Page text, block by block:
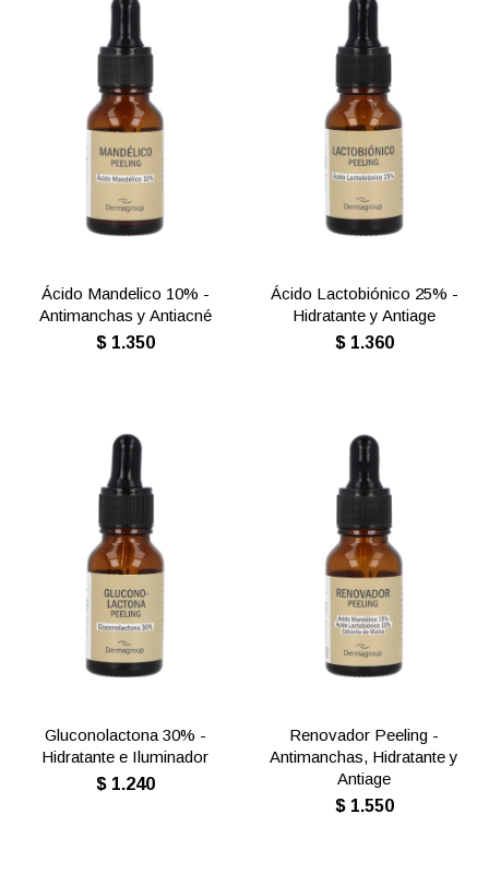
Ácido Mandelico 10% -
Antimanchas y Antiacné
$ 1.350
Ácido Lactobiónico 25% -
Hidratante y Antiage
$ 1.360
Gluconolactona 30% -
Hidratante e Iluminador
$ 1.240
Renovador Peeling -
Antimanchas, Hidratante y
Antiage
$ 1.550